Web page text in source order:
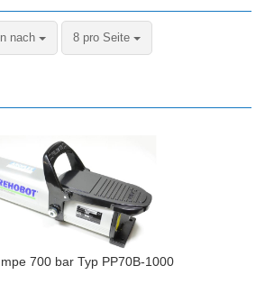
nach
nach 8 pro Seite
pro Seite
700 bar Typ PP70B-1000